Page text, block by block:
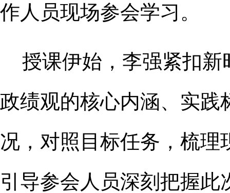
作人员现场参会学习。
授课伊始，李强紧扣
政绩观的核心内涵、实践
况，对照目标任务，梳
引导参会人员深刻把握